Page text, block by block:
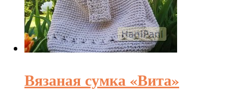
Вязаная сумка «Вита»